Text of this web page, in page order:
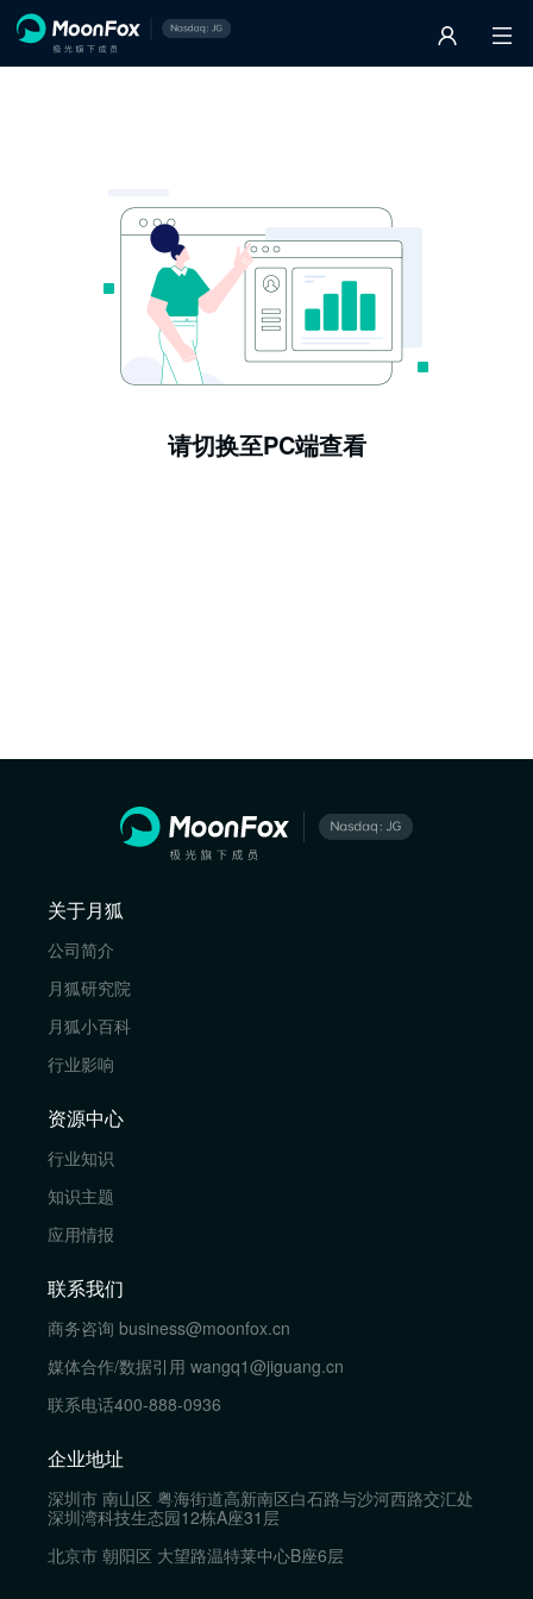
请切换至PC端查看
关于月狐
公司简介
月狐研究院
月狐小百科
行业影响
资源中心
行业知识
知识主题
应用情报
联系我们
商务咨询 business@moonfox.cn
媒体合作/数据引用 wangq1@jiguang.cn
联系电话400-888-0936
企业地址
深圳市 南山区 粤海街道高新南区白石路与沙河西路交汇处
深圳湾科技生态园12栋A座31层
北京市 朝阳区 大望路温特莱中心B座6层